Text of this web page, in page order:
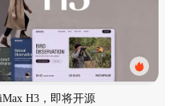
H3，即将开源